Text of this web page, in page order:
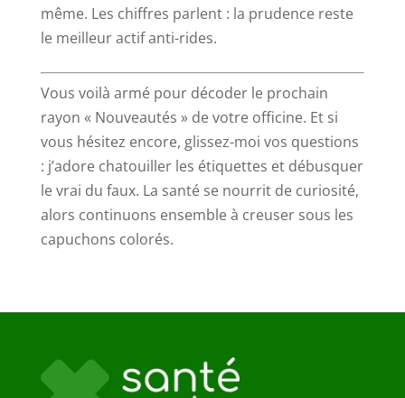
même. Les chiffres parlent : la prudence reste
le meilleur actif anti-rides.
Vous voilà armé pour décoder le prochain
rayon « Nouveautés » de votre officine. Et si
vous hésitez encore, glissez-moi vos questions
: j’adore chatouiller les étiquettes et débusquer
le vrai du faux. La santé se nourrit de curiosité,
alors continuons ensemble à creuser sous les
capuchons colorés.